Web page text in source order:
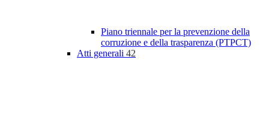
Piano triennale per la prevenzione della
corruzione e della trasparenza (PTPCT)
Atti generali 42